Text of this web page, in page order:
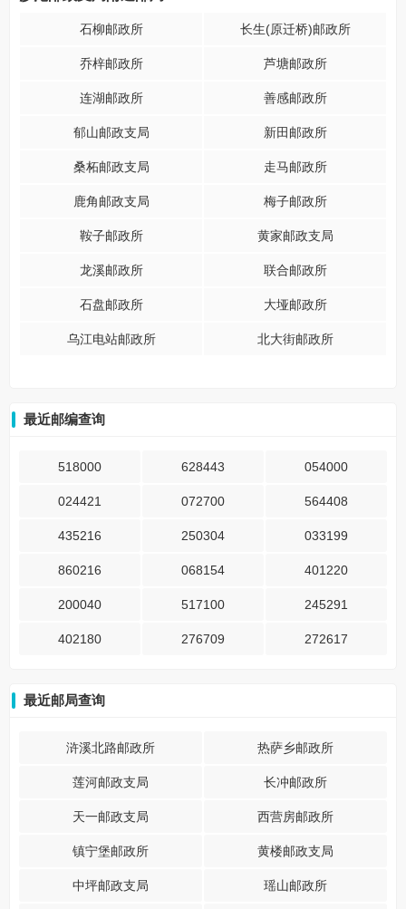
石柳邮政所 长生(原迁桥)邮政所
乔梓邮政所 芦塘邮政所
连湖邮政所 善感邮政所
郁山邮政支局 新田邮政所
桑柘邮政支局 走马邮政所
鹿角邮政支局 梅子邮政所
鞍子邮政所 黄家邮政支局
龙溪邮政所 联合邮政所
石盘邮政所 大垭邮政所
乌江电站邮政所 北大街邮政所
最近邮编查询
518000 628443 054000
024421 072700 564408
435216 250304 033199
860216 068154 401220
200040 517100 245291
402180 276709 272617
最近邮局查询
浒溪北路邮政所 热萨乡邮政所
莲河邮政支局 长冲邮政所
天一邮政支局 西营房邮政所
镇宁堡邮政所 黄楼邮政支局
中坪邮政支局 瑶山邮政所